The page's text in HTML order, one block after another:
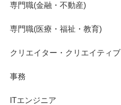
専門職(金融・不動産)
専門職(医療・福祉・教育)
クリエイター・クリエイティブ
事務
ITエンジニア